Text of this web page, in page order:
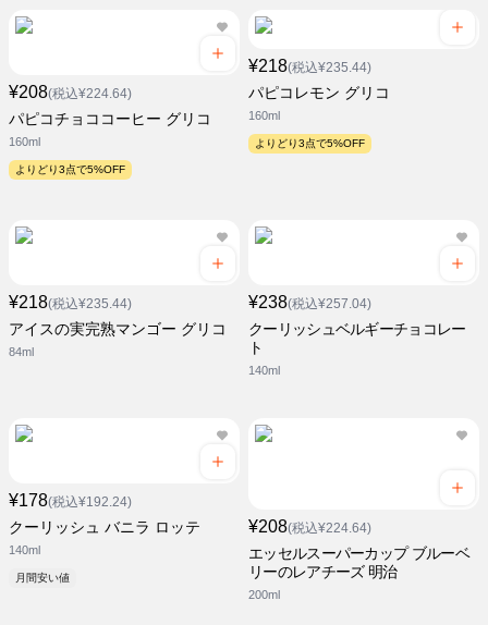
¥208(税込¥224.64)
パピコチョココーヒー グリコ
160ml
よりどり3点で5%OFF
¥218(税込¥235.44)
パピコレモン グリコ
160ml
よりどり3点で5%OFF
¥218(税込¥235.44)
アイスの実完熟マンゴー グリコ
84ml
¥238(税込¥257.04)
クーリッシュベルギーチョコレー
ト
140ml
¥178(税込¥192.24)
クーリッシュ バニラ ロッテ
140ml
月間安い値
¥208(税込¥224.64)
エッセルスーパーカップ ブルーベ
リーのレアチーズ 明治
200ml